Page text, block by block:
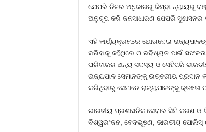
ଯେପରି ନିଜର ଅଧିକାରରୁ କିମ୍ବା ନ୍ୟାୟରୁ
ଅନୁରୂପ କରି ଜନସାଧାରଣ ଯେପରି ସୁଶାସନର
ଏହି କାର୍ଯ୍ୟକ୍ରମରେ ଯୋଗଦେଇ
କରିବାକୁ କହିଥିଲେ ଓ ଭବିଷ୍ୟତ ପାଇଁ ସଫଳତା
ପରିବାରର ଅନ୍ୟ ସଦସ୍ୟ ଓ ସେହିପରି
ରାଜ୍ୟପାଳ ସେମାନଙ୍କୁ ଉତ୍ତରୀୟ
କରିଥିବାରୁ ସେମାନେ ରାଜ୍ୟପାଳଙ୍କୁ କୃତଜ୍ଞତା
ଭାରତୀୟ ପ୍ରଶାସନିକ ସେବାର ସିମି କରଣ ଓ
ବିଶ୍ୱରଂଜନ, ବେଦଭୂଷଣ, ଭାରତୀୟ ପୋଲିସ୍